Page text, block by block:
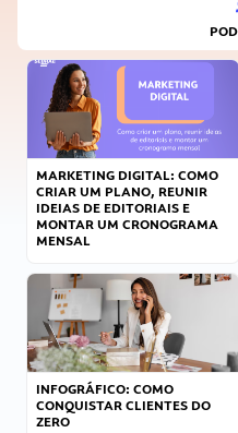
MARKETING DIGITAL: COMO
CRIAR UM PLANO, REUNIR
IDEIAS DE EDITORIAIS E
MONTAR UM CRONOGRAMA
MENSAL
INFOGRÁFICO: COMO
CONQUISTAR CLIENTES DO
ZERO